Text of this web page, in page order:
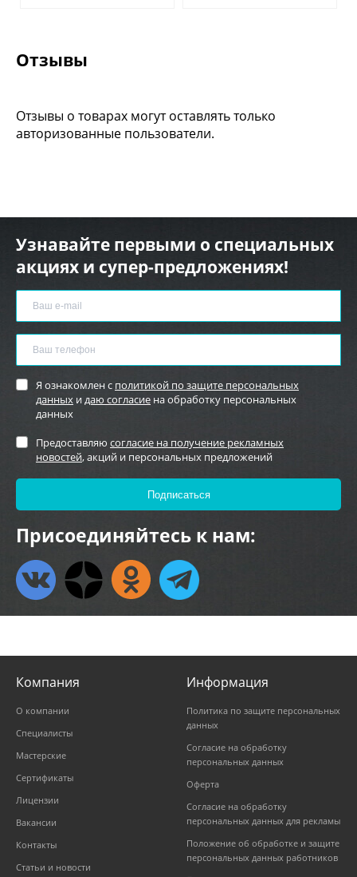
Отзывы
Отзывы о товарах могут оставлять только
авторизованные пользователи.
Узнавайте первыми о специальных
акциях и супер-предложениях!
Я ознакомлен с политикой по защите персональных
данных идаю согласие на обработку персональных
данных
Предоставляю согласие на получение рекламных
новостей, акций и персональных предложений
Присоединяйтесь к нам:
Компания
О компании
Специалисты
Мастерские
Сертификаты
Лицензии
Вакансии
Контакты
Статьи и новости
Информация
Политика по защите персональных
данных
Согласие на обработку
персональных данных
Оферта
Согласие на обработку
персональных данных для рекламы
Положение об обработке и защите
персональных данных работников